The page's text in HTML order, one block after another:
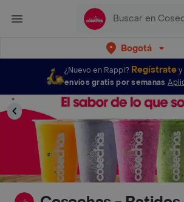
Bogotá
¿Nuevo en Rappi? Regístrate
envíos gratis por semanas